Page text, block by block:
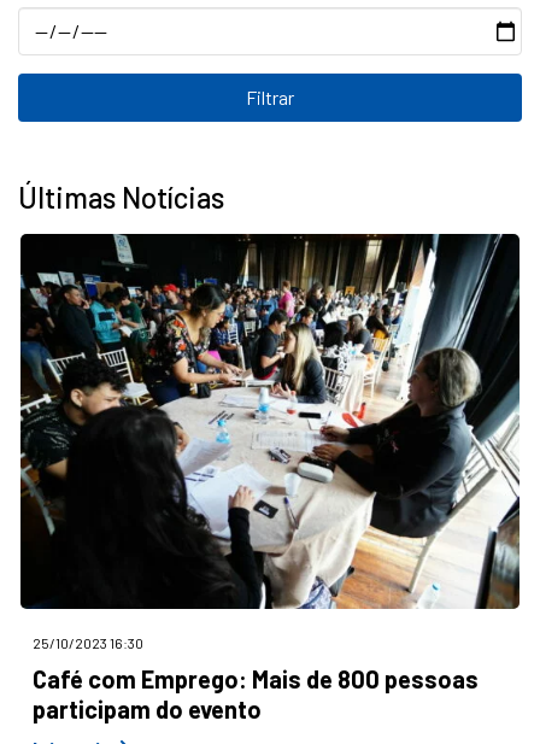
Data
Últimas Notícias
25/10/2023 16:30
Café com Emprego: Mais de 800 pessoas
participam do evento